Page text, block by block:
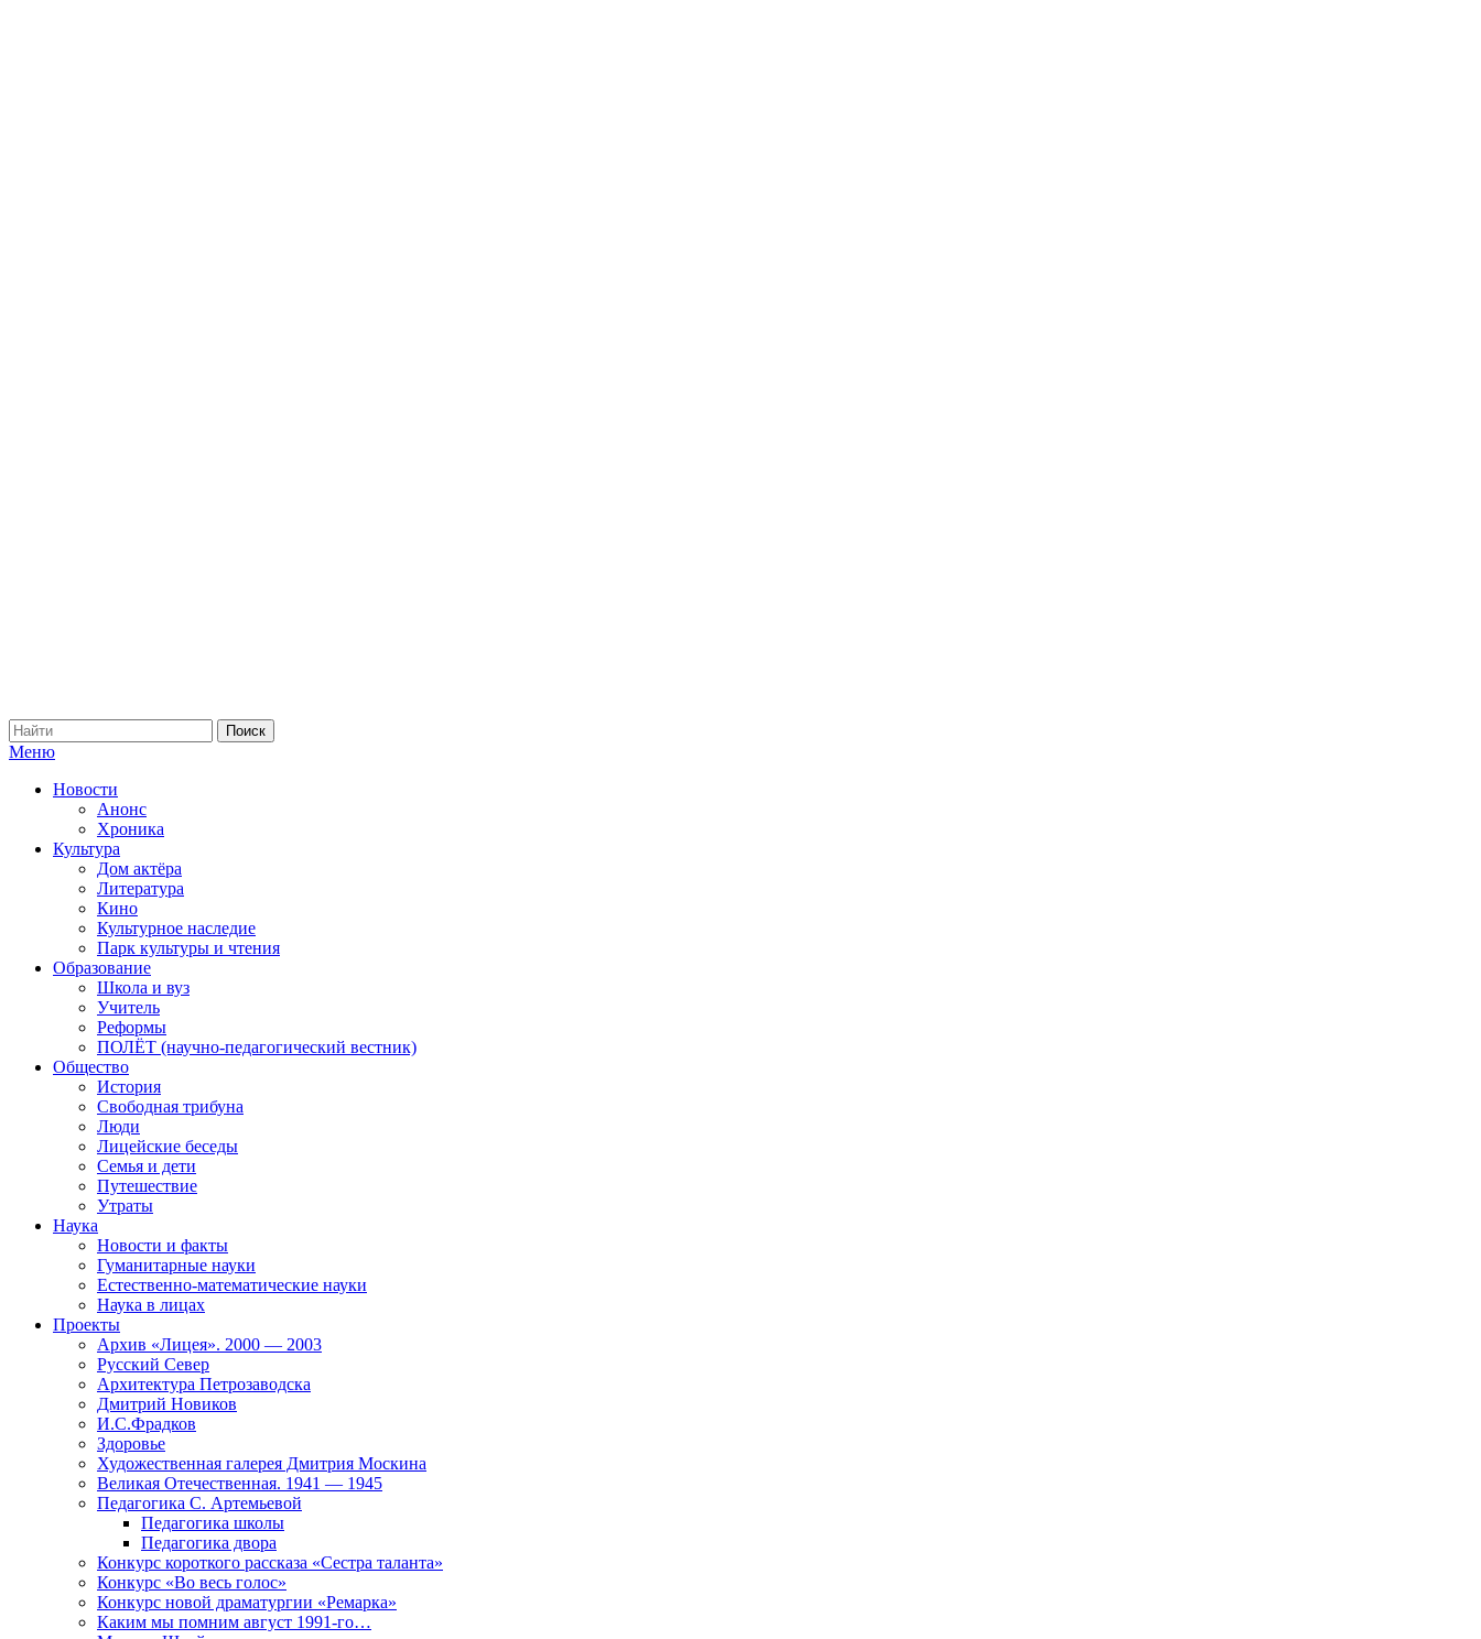
Меню
Новости
Анонс
Хроника
Культура
Дом актёра
Литература
Кино
Культурное наследие
Парк культуры и чтения
Образование
Школа и вуз
Учитель
Реформы
ПОЛЁТ (научно-педагогический вестник)
Общество
История
Свободная трибуна
Люди
Лицейские беседы
Семья и дети
Путешествие
Утраты
Наука
Новости и факты
Гуманитарные науки
Естественно-математические науки
Наука в лицах
Проекты
Архив «Лицея». 2000 — 2003
Русский Север
Архитектура Петрозаводска
Дмитрий Новиков
И.С.Фрадков
Здоровье
Художественная галерея Дмитрия Москина
Великая Отечественная. 1941 — 1945
Педагогика С. Артемьевой
Педагогика школы
Педагогика двора
Конкурс короткого рассказа «Сестра таланта»
Конкурс «Во весь голос»
Конкурс новой драматургии «Ремарка»
Каким мы помним август 1991-го…